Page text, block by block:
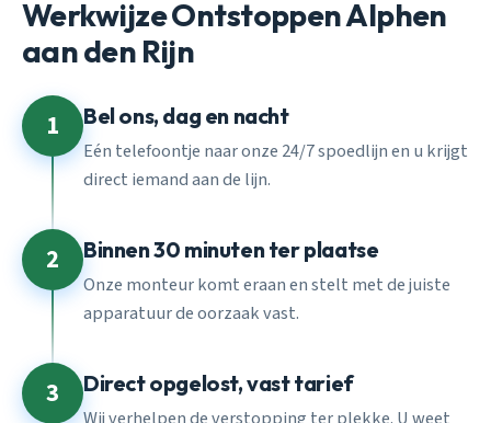
Werkwijze Ontstoppen Alphen
aan den Rijn
1 Bel ons, dag en nacht
Eén telefoontje naar onze 24/7 spoedlijn en u krijgt
direct iemand aan de lijn.
2 Binnen 30 minuten ter plaatse
Onze monteur komt eraan en stelt met de juiste
apparatuur de oorzaak vast.
3 Direct opgelost, vast tarief